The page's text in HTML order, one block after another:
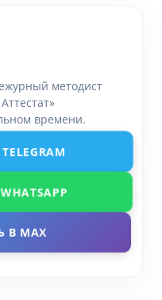
методист
времени.
В MAX